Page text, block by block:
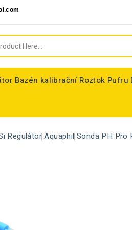
Bazén kalibrační Roztok Pufru
Regulátor Aquaphil Sonda PH Pro